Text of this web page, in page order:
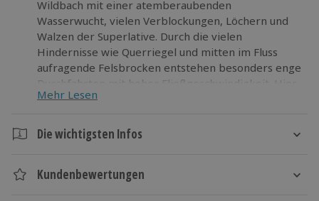
Wildbach mit einer atemberaubenden
Wasserwucht, vielen Verblockungen, Löchern und
Walzen der Superlative. Durch die vielen
Hindernisse wie Querriegel und mitten im Fluss
aufragende Felsbrocken entstehen besonders enge
Durchfahrten mit hoher Fließgeschwindigkeit. Hier
reiht sich ein Rafting-Highlight ans andere. Du
die einmalige Landschaft Tirols, bis dich die nächste
Stromschnelle wieder mitreißt und Teamwork
Mehr Lesen
Die wichtigsten Infos
Ca. 2,5 Stunden
Kundenbewertungen